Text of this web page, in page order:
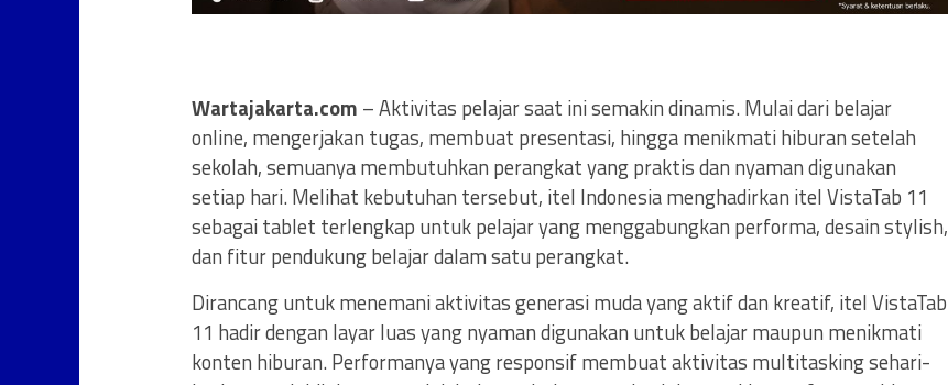
Wartajakarta.com – Aktivitas pelajar saat ini semakin dinamis. Mulai dari belajar
online, mengerjakan tugas, membuat presentasi, hingga menikmati hiburan setelah
sekolah, semuanya membutuhkan perangkat yang praktis dan nyaman digunakan
setiap hari. Melihat kebutuhan tersebut, itel Indonesia menghadirkan itel VistaTab 11
sebagai tablet terlengkap untuk pelajar yang menggabungkan performa, desain stylish,
dan fitur pendukung belajar dalam satu perangkat.
Dirancang untuk menemani aktivitas generasi muda yang aktif dan kreatif, itel VistaTab
11 hadir dengan layar luas yang nyaman digunakan untuk belajar maupun menikmati
konten hiburan. Performanya yang responsif membuat aktivitas multitasking sehari-